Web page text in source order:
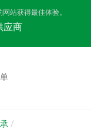
站获得最佳体验。
应商
/